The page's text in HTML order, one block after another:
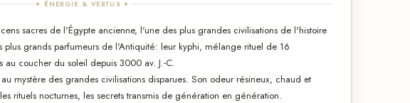
✦ ÉNERGIE & VERTUS ✦
sacres de l'Égypte ancienne, l'une des plus grandes civilisations de l'histoire
plus grands parfumeurs de l'Antiquité: leur kyphi, mélange rituel de 16
coucher du soleil depuis 3000 av. J.-C.
mystère des grandes civilisations disparues. Son odeur résineux, chaud et
rituels nocturnes, les secrets transmis de génération en génération.